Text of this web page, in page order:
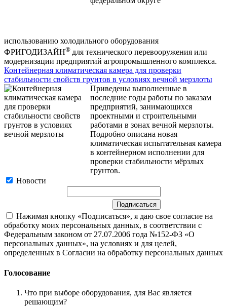
использованию холодильного оборудования
ФРИГОДИЗАЙН® для технического перевооружения или
модернизации предприятий агропромышленного комплекса.
Контейнерная климатическая камера для проверки
стабильности свойств грунтов в условиях вечной мерзлоты
Приведены выполненные в
последние годы работы по заказам
предприятий, занимающихся
проектными и строительными
работами в зонах вечной мерзлоты.
Подробно описана новая
климатическая испытательная камера
в контейнерном исполнении для
проверки стабильности мёрзлых
грунтов.
Новости
Нажимая кнопку «Подписаться», я даю свое согласие на
обработку моих персональных данных, в соответствии с
Федеральным законом от 27.07.2006 года №152-ФЗ «О
персональных данных», на условиях и для целей,
определенных в Согласии на обработку персональных данных
Голосование
Что при выборе оборудования, для Вас является
решающим?